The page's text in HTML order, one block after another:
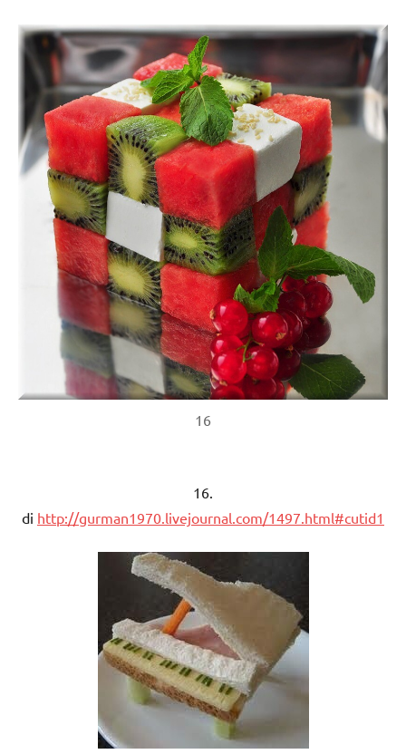
16
16.
di http://gurman1970.livejournal.com/1497.html#cutid1